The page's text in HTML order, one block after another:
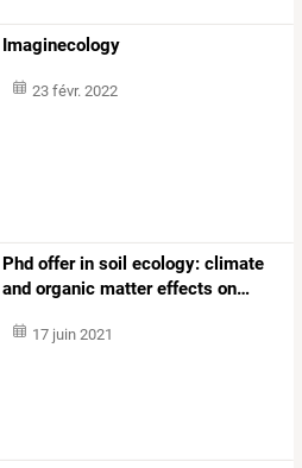
Imaginecology
23 févr. 2022
Phd offerin soil ecology: climate
and organic mattereffects on…
17 juin 2021